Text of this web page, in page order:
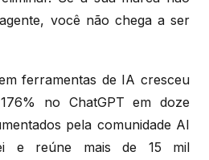
você não chega a ser
ferramentas de IA cresceu
no ChatGPT em doze
pela comunidade AI
e reúne mais de 15 mil